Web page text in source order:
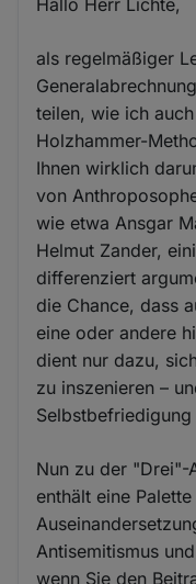
als regelmäßiger
teilen, wie ich
Holzhammer-
Ihnen wirklich
von
wie etwa Ansgar
Helmut Zander,
differenziert
die Chance, dass
eine oder andere
dient nur dazu,
zu inszenieren –
Nun zu der "Drei"-
enthält eine
Antisemitismus
wenn Sie den